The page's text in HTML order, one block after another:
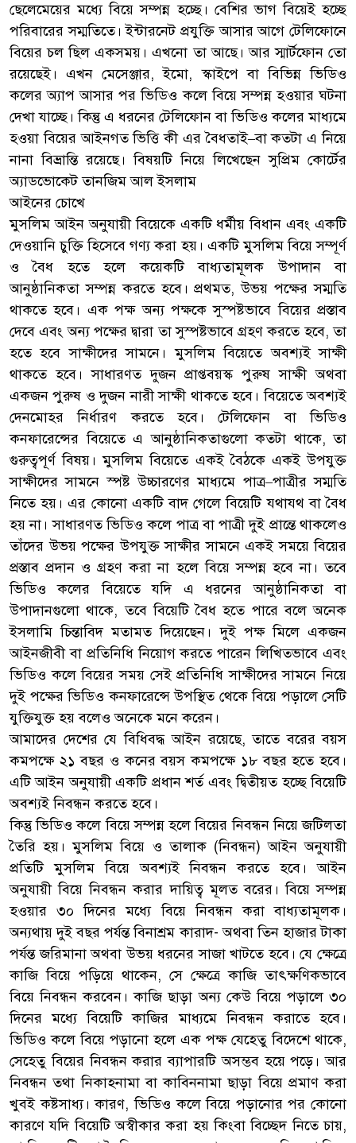
ছেলেমেয়ের মধ্যে বিয়ে সম্পন্ন হচ্ছে। বেশির ভাগ বিয়েই হচ্ছে
পরিবারের সম্মতিতে। ইন্টারনেট প্রযুক্তি আসার আগে টেলিফোনে
বিয়ের চল ছিল একসময়। এখনো তা আছে। আর স্মার্টফোন তো
রয়েছেই। এখন মেসেঞ্জার, ইমো, স্কাইপে বা বিভিন্ন ভিডিও
কলের অ্যাপ আসার পর ভিডিও কলে বিয়ে সম্পন্ন হওয়ার ঘটনা
দেখা যাচ্ছে। কিন্তু এ ধরনের টেলিফোন বা ভিডিও কলের মাধ্যমে
হওয়া বিয়ের আইনগত ভিত্তি কী এর বৈধতাই–বা কতটা এ নিয়ে
নানা বিভ্রান্তি রয়েছে। বিষয়টি নিয়ে লিখেছেন সুপ্রিম কোর্টের
অ্যাডভোকেট তানজিম আল ইসলাম
আইনের চোখে
মুসলিম আইন অনুযায়ী বিয়েকে একটি ধর্মীয় বিধান এবং একটি
দেওয়ানি চুক্তি হিসেবে গণ্য করা হয়। একটি মুসলিম বিয়ে সম্পূর্ণ
ও বৈধ হতে হলে কয়েকটি বাধ্যতামূলক উপাদান বা
আনুষ্ঠানিকতা সম্পন্ন করতে হবে। প্রথমত, উভয় পক্ষের সম্মতি
থাকতে হবে। এক পক্ষ অন্য পক্ষকে সুস্পষ্টভাবে বিয়ের প্রস্তাব
দেবে এবং অন্য পক্ষের দ্বারা তা সুস্পষ্টভাবে গ্রহণ করতে হবে, তা
হতে হবে সাক্ষীদের সামনে। মুসলিম বিয়েতে অবশ্যই সাক্ষী
থাকতে হবে। সাধারণত দুজন প্রাপ্তবয়স্ক পুরুষ সাক্ষী অথবা
একজন পুরুষ ও দুজন নারী সাক্ষী থাকতে হবে। বিয়েতে অবশ্যই
দেনমোহর নির্ধারণ করতে হবে। টেলিফোন বা ভিডিও
কনফারেন্সের বিয়েতে এ আনুষ্ঠানিকতাগুলো কতটা থাকে, তা
গুরুত্বপূর্ণ বিষয়। মুসলিম বিয়েতে একই বৈঠকে একই উপযুক্ত
সাক্ষীদের সামনে স্পষ্ট উচ্চারণের মাধ্যমে পাত্র–পাত্রীর সম্মতি
নিতে হয়। এর কোনো একটি বাদ গেলে বিয়েটি যথাযথ বা বৈধ
হয় না। সাধারণত ভিডিও কলে পাত্র বা পাত্রী দুই প্রান্তে থাকলেও
তাঁদের উভয় পক্ষের উপযুক্ত সাক্ষীর সামনে একই সময়ে বিয়ের
প্রস্তাব প্রদান ও গ্রহণ করা না হলে বিয়ে সম্পন্ন হবে না। তবে
ভিডিও কলের বিয়েতে যদি এ ধরনের আনুষ্ঠানিকতা বা
উপাদানগুলো থাকে, তবে বিয়েটি বৈধ হতে পারে বলে অনেক
ইসলামি চিন্তাবিদ মতামত দিয়েছেন। দুই পক্ষ মিলে একজন
আইনজীবী বা প্রতিনিধি নিয়োগ করতে পারেন লিখিতভাবে এবং
ভিডিও কলে বিয়ের সময় সেই প্রতিনিধি সাক্ষীদের সামনে নিয়ে
দুই পক্ষের ভিডিও কনফারেন্সে উপস্থিত থেকে বিয়ে পড়ালে সেটি
যুক্তিযুক্ত হয় বলেও অনেকে মনে করেন।
আমাদের দেশের যে বিধিবদ্ধ আইন রয়েছে, তাতে বরের বয়স
কমপক্ষে ২১ বছর ও কনের বয়স কমপক্ষে ১৮ বছর হতে হবে।
এটি আইন অনুযায়ী একটি প্রধান শর্ত এবং দ্বিতীয়ত হচ্ছে বিয়েটি
অবশ্যই নিবন্ধন করতে হবে।
কিন্তু ভিডিও কলে বিয়ে সম্পন্ন হলে বিয়ের নিবন্ধন নিয়ে জটিলতা
তৈরি হয়। মুসলিম বিয়ে ও তালাক (নিবন্ধন) আইন অনুযায়ী
প্রতিটি মুসলিম বিয়ে অবশ্যই নিবন্ধন করতে হবে। আইন
অনুযায়ী বিয়ে নিবন্ধন করার দায়িত্ব মূলত বরের। বিয়ে সম্পন্ন
হওয়ার ৩০ দিনের মধ্যে বিয়ে নিবন্ধন করা বাধ্যতামূলক।
অন্যথায় দুই বছর পর্যন্ত বিনাশ্রম কারাদ- অথবা তিন হাজার টাকা
পর্যন্ত জরিমানা অথবা উভয় ধরনের সাজা খাটতে হবে। যে ক্ষেত্রে
কাজি বিয়ে পড়িয়ে থাকেন, সে ক্ষেত্রে কাজি তাৎক্ষণিকভাবে
বিয়ে নিবন্ধন করবেন। কাজি ছাড়া অন্য কেউ বিয়ে পড়ালে ৩০
দিনের মধ্যে বিয়েটি কাজির মাধ্যমে নিবন্ধন করাতে হবে।
ভিডিও কলে বিয়ে পড়ানো হলে এক পক্ষ যেহেতু বিদেশে থাকে,
সেহেতু বিয়ের নিবন্ধন করার ব্যাপারটি অসম্ভব হয়ে পড়ে। আর
নিবন্ধন তথা নিকাহনামা বা কাবিননামা ছাড়া বিয়ে প্রমাণ করা
খুবই কষ্টসাধ্য। কারণ, ভিডিও কলে বিয়ে পড়ানোর পর কোনো
কারণে যদি বিয়েটি অস্বীকার করা হয় কিংবা বিচ্ছেদ নিতে চায়,